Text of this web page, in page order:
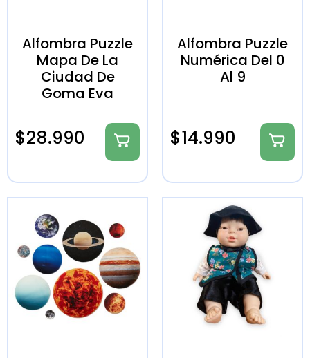
Alfombra Puzzle
Mapa De La
Ciudad De
Goma Eva
$28.990
Alfombra Puzzle
Numérica Del 0
Al 9
$14.990